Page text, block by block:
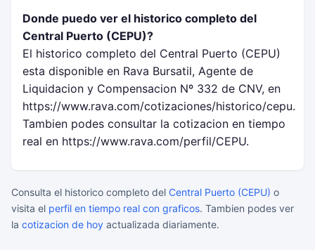
Donde puedo ver el historico completo del
Central Puerto (CEPU)?
El historico completo del Central Puerto (CEPU)
esta disponible en Rava Bursatil, Agente de
Liquidacion y Compensacion Nº 332 de CNV, en
https://www.rava.com/cotizaciones/historico/cepu.
Tambien podes consultar la cotizacion en tiempo
real en https://www.rava.com/perfil/CEPU.
Consulta el historico completo del Central Puerto (CEPU) o
visita el perfil en tiempo real con graficos. Tambien podes ver
la cotizacion de hoy actualizada diariamente.